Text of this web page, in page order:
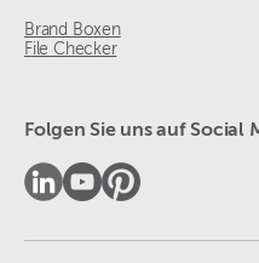
Brand Boxen
File Checker
Folgen Sie uns auf Social